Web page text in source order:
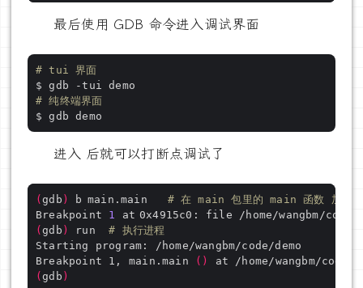
最后使用 GDB 命令进入调试界面
# tui 界面
# 纯终端界面
进入 后就可以打断点调试了
(gdb ) b	main.main # 在 main 包里的 main 函数 加断点
Breakpoint 1
(gdb ) run # 执行进程
Breakpoint 1, main.main
()
(gdb )